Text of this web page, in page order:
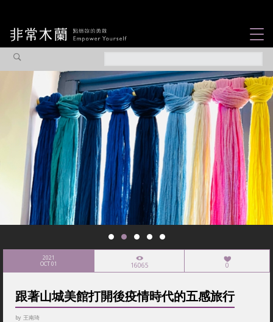
觀點專欄
焦點企劃
社會企業
認識我們
2021
OCT 01 16065 0
跟著山城美館打開後疫情時代的五感旅行
by 王南琦